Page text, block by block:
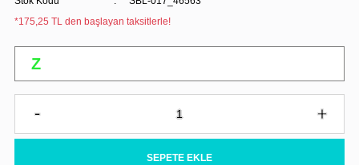
*175,25 TL den başlayan taksitlerle!
SEPETE EKLE